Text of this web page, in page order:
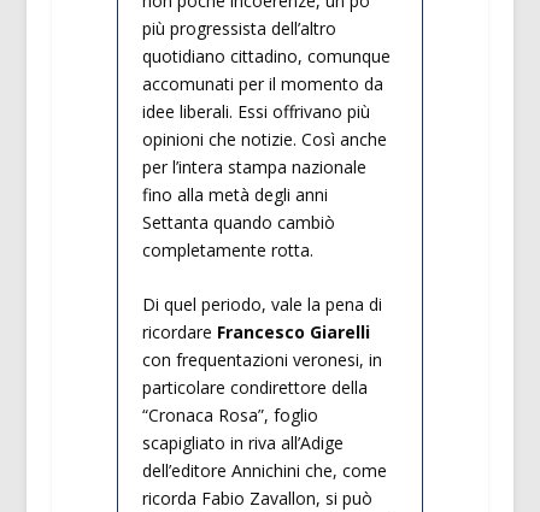
più progressista dell’altro
quotidiano cittadino, comunque
accomunati per il momento da
idee liberali. Essi offrivano più
opinioni che notizie. Così anche
per l’intera stampa nazionale
fino alla metà degli anni
Settanta quando cambiò
completamente rotta.
Di quel periodo, vale la pena di
ricordare Francesco Giarelli
con frequentazioni veronesi, in
particolare condirettore della
“Cronaca Rosa”, foglio
scapigliato in riva all’Adige
dell’editore Annichini che, come
ricorda Fabio Zavallon, si può